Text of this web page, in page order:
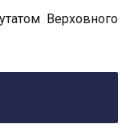
Верховного